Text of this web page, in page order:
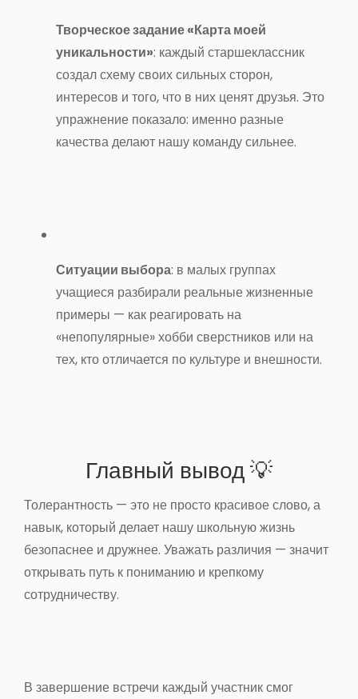
Творческое задание «Карта моей
уникальности»: каждый старшеклассник
создал схему своих сильных сторон,
интересов и того, что в них ценят друзья. Это
упражнение показало: именно разные
качества делают нашу команду сильнее.
Ситуации выбора: в малых группах
учащиеся разбирали реальные жизненные
примеры — как реагировать на
«непопулярные» хобби сверстников или на
тех, кто отличается по культуре и внешности.
Главный вывод 💡
Толерантность — это не просто красивое слово, а
навык, который делает нашу школьную жизнь
безопаснее и дружнее. Уважать различия — значит
открывать путь к пониманию и крепкому
сотрудничеству.
В завершение встречи каждый участник смог